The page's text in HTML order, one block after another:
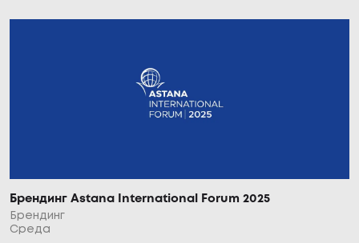
Брендинг Astana International Forum 2025
Брендинг
Среда